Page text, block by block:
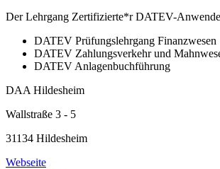
Der Lehrgang Zertifizierte*r DATEV-
DATEV Prüfungslehrgang Finanzwesen
DATEV Zahlungsverkehr und
DATEV Anlagenbuchführung
DAA Hildesheim
Wallstraße 3 - 5
31134 Hildesheim
Webseite